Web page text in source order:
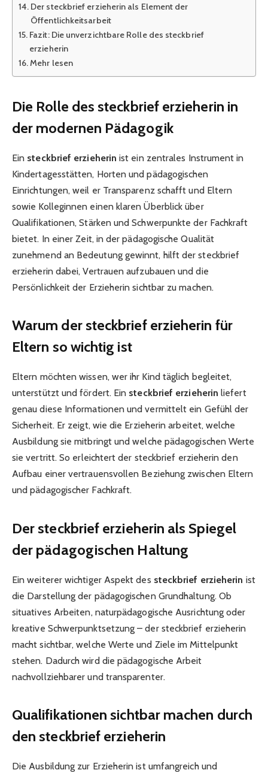
Der steckbrief erzieherin als Element der
Öffentlichkeitsarbeit
Fazit: Die unverzichtbare Rolle des steckbrief
erzieherin
Mehr lesen
Die Rolle des steckbrief erzieherin in
der modernen Pädagogik
Ein steckbrief erzieherin ist ein zentrales Instrument in
Kindertagesstätten, Horten und pädagogischen
Einrichtungen, weil er Transparenz schafft und Eltern
sowie Kolleginnen einen klaren Überblick über
Qualifikationen, Stärken und Schwerpunkte der Fachkraft
bietet. In einer Zeit, in der pädagogische Qualität
zunehmend an Bedeutung gewinnt, hilft der steckbrief
erzieherin dabei, Vertrauen aufzubauen und die
Persönlichkeit der Erzieherin sichtbar zu machen.
Warum der steckbrief erzieherin für
Eltern so wichtig ist
Eltern möchten wissen, wer ihr Kind täglich begleitet,
unterstützt und fördert. Ein steckbrief erzieherin liefert
genau diese Informationen und vermittelt ein Gefühl der
Sicherheit. Er zeigt, wie die Erzieherin arbeitet, welche
Ausbildung sie mitbringt und welche pädagogischen Werte
sie vertritt. So erleichtert der steckbrief erzieherin den
Aufbau einer vertrauensvollen Beziehung zwischen Eltern
und pädagogischer Fachkraft.
Der steckbrief erzieherin als Spiegel
der pädagogischen Haltung
Ein weiterer wichtiger Aspekt des steckbrief erzieherin ist
die Darstellung der pädagogischen Grundhaltung. Ob
situatives Arbeiten, naturpädagogische Ausrichtung oder
kreative Schwerpunktsetzung – der steckbrief erzieherin
macht sichtbar, welche Werte und Ziele im Mittelpunkt
stehen. Dadurch wird die pädagogische Arbeit
nachvollziehbarer und transparenter.
Qualifikationen sichtbar machen durch
den steckbrief erzieherin
Die Ausbildung zur Erzieherin ist umfangreich und